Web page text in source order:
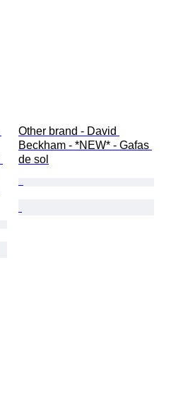
Other brand - David
Beckham - *NEW* - Gafas
de sol